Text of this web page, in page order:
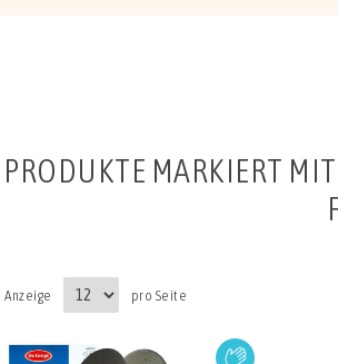
PRODUKTE MARKIERT
Anzeige pro Seite